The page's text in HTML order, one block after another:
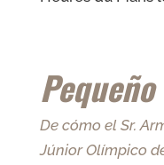
De cómo el Sr.
Júnior Olímpico